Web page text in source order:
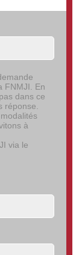
FNMJI. En
dans ce
réponse.
à
via le